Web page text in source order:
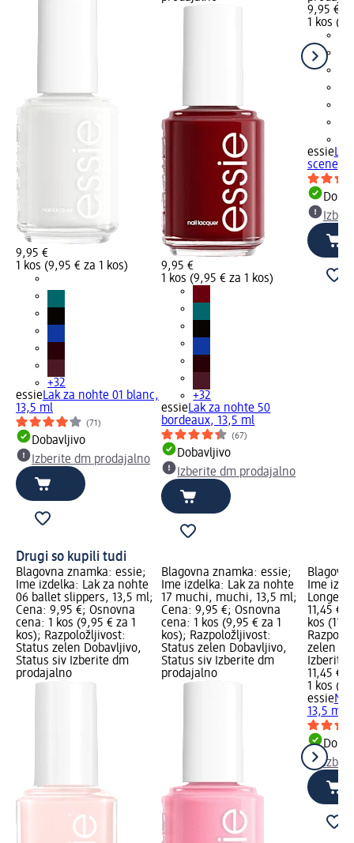
9,95 €
1 kos (9,95 € za 1 kos)
+32
essieLak za nohte 01 blanc,
13,5 ml
(71)
Dobavljivo
Izberite dm prodajalno
9,95 €
1 kos (9,95 € za 1 kos)
+32
essieLak za nohte 50
bordeaux, 13,5 ml
(67)
Dobavljivo
Izberite dm prodajalno
9,95 €
1 kos
essie
scene,
Drugi so kupili tudi
Blagovna znamka: essie;
Ime izdelka: Lak za nohte
06 ballet slippers, 13,5 ml;
Cena: 9,95 €; Osnovna
cena: 1 kos (9,95 € za 1
kos); Razpoložljivost:
Status zelen Dobavljivo,
Status siv Izberite dm
prodajalno
Blagovna znamka: essie;
Ime izdelka: Lak za nohte
17 muchi, muchi, 13,5 ml;
Cena: 9,95 €; Osnovna
cena: 1 kos (9,95 € za 1
kos); Razpoložljivost:
Status zelen Dobavljivo,
Status siv Izberite dm
prodajalno
Ime
Longer,
11,45 €;
kos
zelen
Izberite
11,45 €
1 kos
essie
13,5 ml